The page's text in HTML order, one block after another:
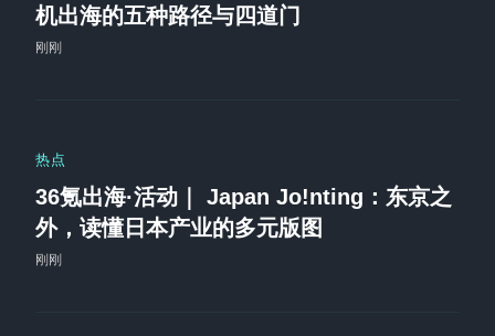
机出海的五种路径与四道门
刚刚
热点
36氪出海·活动｜ Japan Jo!nting：东京之
外，读懂日本产业的多元版图
刚刚